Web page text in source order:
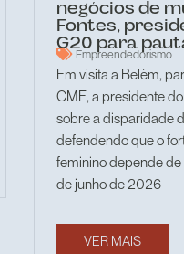
negócios de
Fontes,
G20 para
Empreendedorismo
Em visita a Belém,
CME, a presidente
sobre a disparidade
defendendo que o
feminino depende
de junho de 2026 –
VER MAIS